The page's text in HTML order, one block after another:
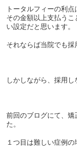
トータルフィーの利
その金額以上支払う
い設定だと思います。
それならば当院でも採
しかしながら、採用し
前回のブログにて、
た。
１つ目は難しい症例